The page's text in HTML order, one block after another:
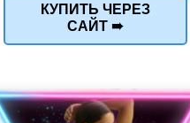
КУПИТЬ ЧЕРЕЗ
САЙТ ➠